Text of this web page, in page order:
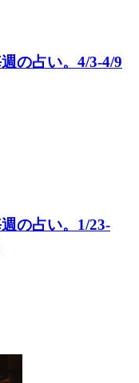
の占い。4/3-4/9
の占い。1/23-